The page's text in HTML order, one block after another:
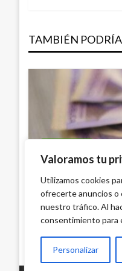
Valoramos tu
Utilizamos cookies
ofrecerte anuncios o
nuestro tráfico. Al
consentimiento para
Personalizar
TAMBIÉN
Minhacienda
millones
Iván Briceño martes
Precio de los
Giovanni Alarcón M.